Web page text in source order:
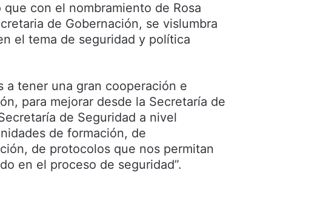
con el nombramiento de Rosa
de Gobernación, se vislumbra
el tema de seguridad y política
a tener una gran cooperación e
para mejorar desde la Secretaría de
de Seguridad a nivel
de formación, de
de protocolos que nos permitan
en el proceso de seguridad”.